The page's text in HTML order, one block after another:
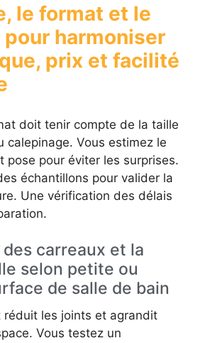
le format et le
harmoniser
prix et facilité
doit tenir compte de la taille
calepinage. Vous estimez le
pose pour éviter les surprises.
échantillons pour valider la
Une vérification des délais
carreaux et la
selon petite ou
de salle de bain
réduit les joints et agrandit
Vous testez un